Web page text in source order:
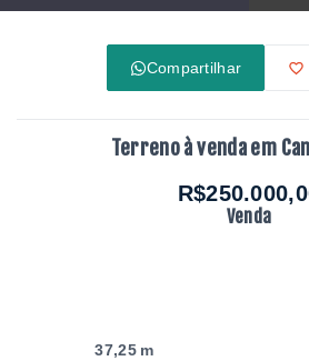
Compartilhar
Terreno à venda em
Venda
37,25 m